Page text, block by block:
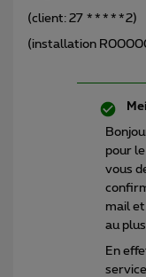
(client: 27 *****2)
(installation
pour
vous
mail
au
En